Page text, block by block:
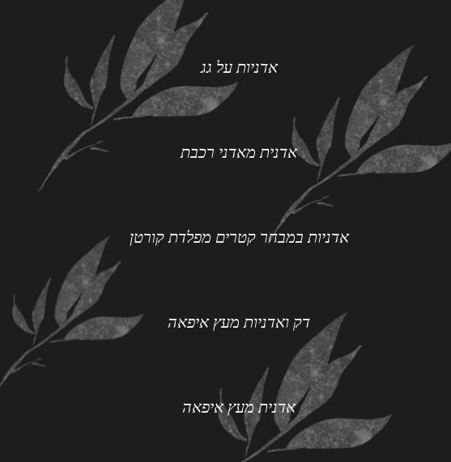
אדניות על גג
אדנית מאדני רכבת
אדניות במבחר קטרים מפלדת קורטן
דק ואדניות מעץ איפאה
אדנית מעץ איפאה